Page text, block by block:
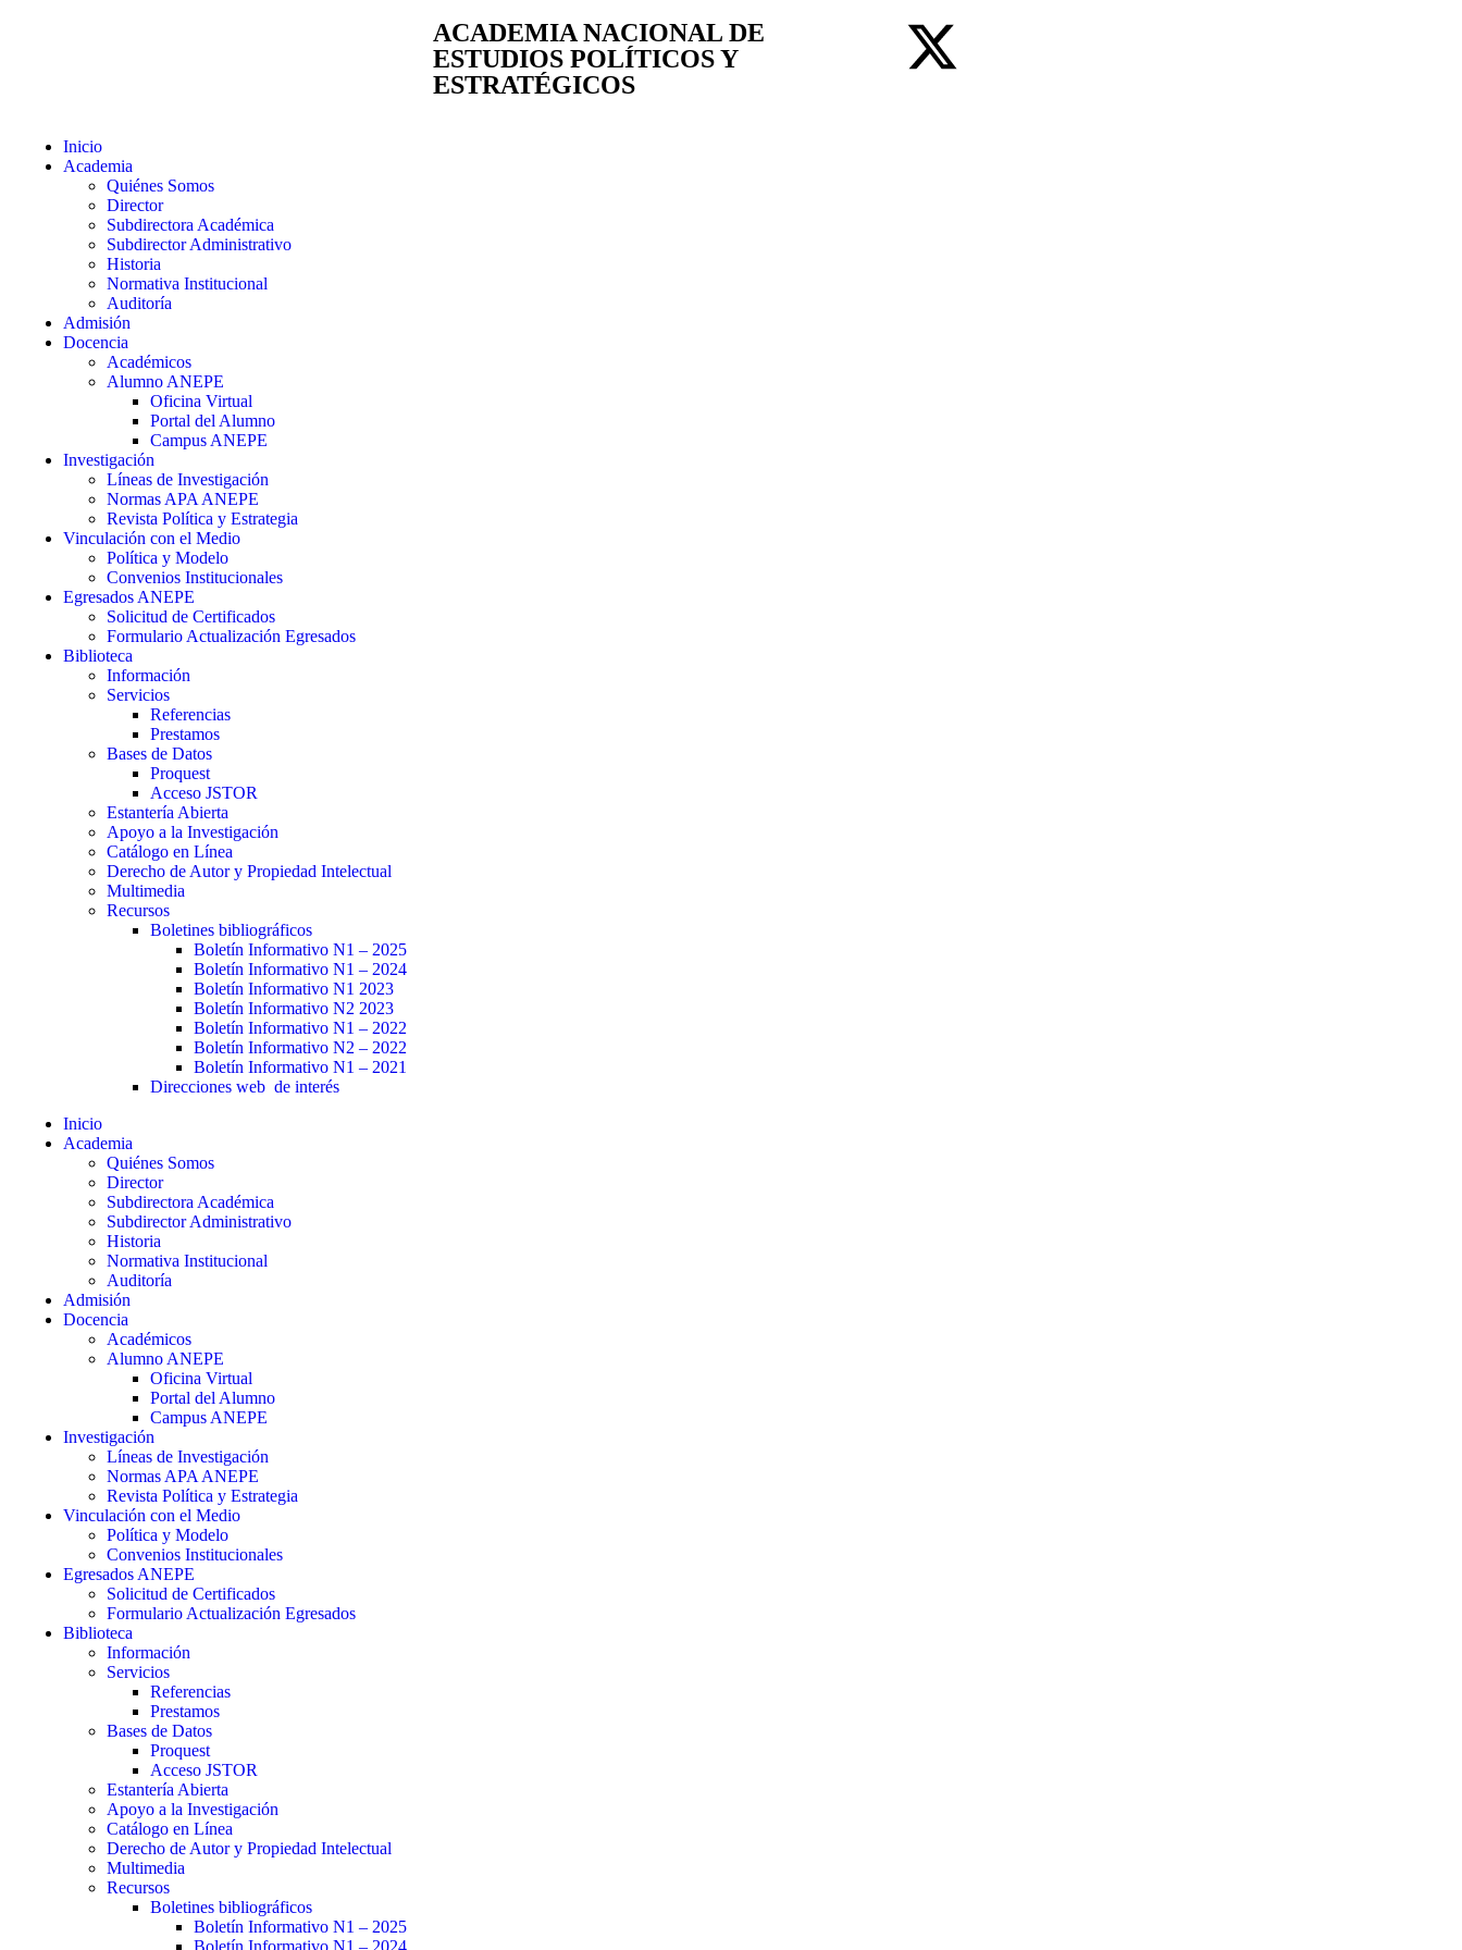
ACADEMIA NACIONAL DE
ESTUDIOS POLÍTICOS Y
ESTRATÉGICOS
Inicio
Academia
Quiénes Somos
Director
Subdirectora Académica
Subdirector Administrativo
Historia
Normativa Institucional
Auditoría
Admisión
Docencia
Académicos
Alumno ANEPE
Oficina Virtual
Portal del Alumno
Campus ANEPE
Investigación
Líneas de Investigación
Normas APA ANEPE
Revista Política y Estrategia
Vinculación con el Medio
Política y Modelo
Convenios Institucionales
Egresados ANEPE
Solicitud de Certificados
Formulario Actualización Egresados
Biblioteca
Información
Servicios
Referencias
Prestamos
Bases de Datos
Proquest
Acceso JSTOR
Estantería Abierta
Apoyo a la Investigación
Catálogo en Línea
Derecho de Autor y Propiedad Intelectual
Multimedia
Recursos
Boletines bibliográficos
Boletín Informativo N1 – 2025
Boletín Informativo N1 – 2024
Boletín Informativo N1 2023
Boletín Informativo N2 2023
Boletín Informativo N1 – 2022
Boletín Informativo N2 – 2022
Boletín Informativo N1 – 2021
Direcciones web de interés
Inicio
Academia
Quiénes Somos
Director
Subdirectora Académica
Subdirector Administrativo
Historia
Normativa Institucional
Auditoría
Admisión
Docencia
Académicos
Alumno ANEPE
Oficina Virtual
Portal del Alumno
Campus ANEPE
Investigación
Líneas de Investigación
Normas APA ANEPE
Revista Política y Estrategia
Vinculación con el Medio
Política y Modelo
Convenios Institucionales
Egresados ANEPE
Solicitud de Certificados
Formulario Actualización Egresados
Biblioteca
Información
Servicios
Referencias
Prestamos
Bases de Datos
Proquest
Acceso JSTOR
Estantería Abierta
Apoyo a la Investigación
Catálogo en Línea
Derecho de Autor y Propiedad Intelectual
Multimedia
Recursos
Boletines bibliográficos
Boletín Informativo N1 – 2025
Boletín Informativo N1 – 2024